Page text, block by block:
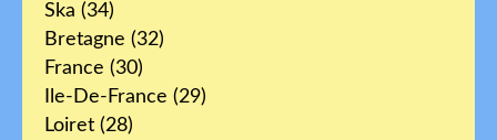
Ska (34)
Bretagne (32)
France (30)
Ile-De-France (29)
Loiret (28)